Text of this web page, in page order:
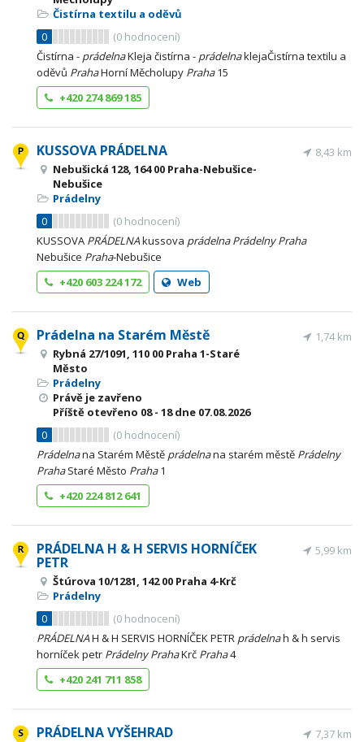
Čistírna textilu a oděvů
0
(0 hodnocení)
Čistírna - prádelnaKleja čistírna - prádelnaklejaČistírna textilu a
oděvů PrahaHorní Měcholupy Praha15
+420 274 869 185
KUSSOVA PRÁDELNA
Nebušická 128, 164 00 Praha-Nebušice-
Nebušice
Prádelny
0
(0 hodnocení)
8,43 km
KUSSOVA PRÁDELNAkussova prádelna Prádelny Praha
Nebušice Praha-Nebušice
+420 603 224 172
Web
Prádelna na Starém Městě
Rybná 27/1091, 110 00 Praha 1-Staré
Město
Prádelny
Právě je zavřeno
Příště otevřeno 08 - 18dne 07.08.2026
0
(0 hodnocení)
1,74 km
Prádelnana Starém Městě prádelnana starém městě Prádelny
PrahaStaré Město Praha1
+420 224 812 641
PRÁDELNA H & H SERVIS HORNÍČEK
PETR
Štúrova 10/1281, 142 00 Praha 4-Krč
Prádelny
0
(0 hodnocení)
5,99 km
PRÁDELNAH & H SERVIS HORNÍČEK PETR prádelnah & h servis
horníček petr Prádelny PrahaKrč Praha4
+420 241 711 858
PRÁDELNA VYŠEHRAD 7,37 km